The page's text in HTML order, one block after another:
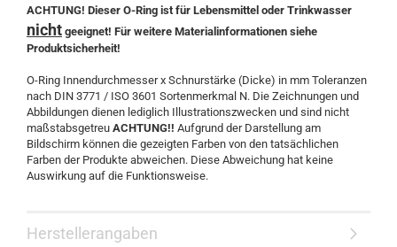
ACHTUNG! Dieser O-Ring ist für Lebensmittel oder Trinkwasser
nicht geeignet! Für weitere Materialinformationen siehe
Produktsicherheit!
O-Ring Innendurchmesser x Schnurstärke (Dicke) in mm Toleranzen
nach DIN 3771 / ISO 3601 Sortenmerkmal N. Die Zeichnungen und
Abbildungen dienen lediglich Illustrationszwecken und sind nicht
maßstabsgetreu ACHTUNG!! Aufgrund der Darstellung am
Bildschirm können die gezeigten Farben von den tatsächlichen
Farben der Produkte abweichen. Diese Abweichung hat keine
Auswirkung auf die Funktionsweise.
Herstellerangaben